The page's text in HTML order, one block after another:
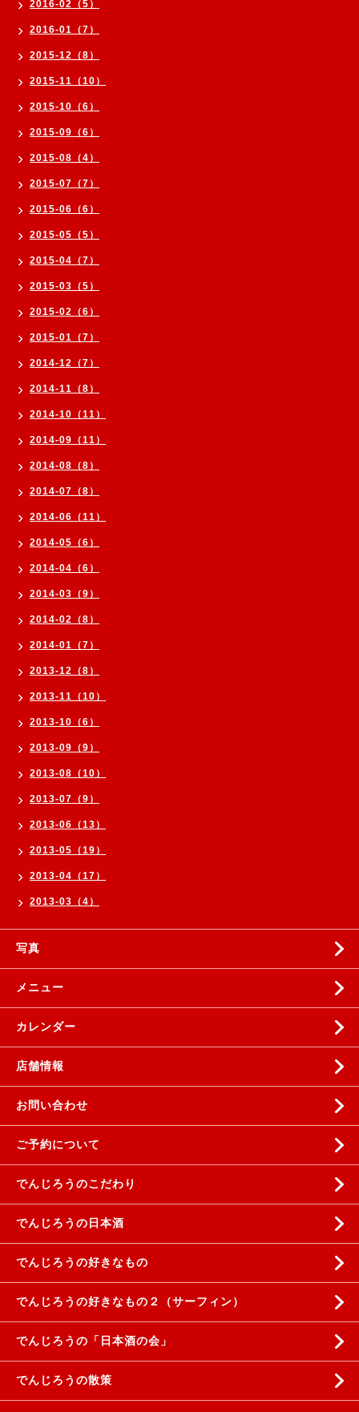
2016-02（5）
2016-01（7）
2015-12（8）
2015-11（10）
2015-10（6）
2015-09（6）
2015-08（4）
2015-07（7）
2015-06（6）
2015-05（5）
2015-04（7）
2015-03（5）
2015-02（6）
2015-01（7）
2014-12（7）
2014-11（8）
2014-10（11）
2014-09（11）
2014-08（8）
2014-07（8）
2014-06（11）
2014-05（6）
2014-04（6）
2014-03（9）
2014-02（8）
2014-01（7）
2013-12（8）
2013-11（10）
2013-10（6）
2013-09（9）
2013-08（10）
2013-07（9）
2013-06（13）
2013-05（19）
2013-04（17）
2013-03（4）
写真
メニュー
カレンダー
店舗情報
お問い合わせ
ご予約について
でんじろうのこだわり
でんじろうの日本酒
でんじろうの好きなもの
でんじろうの好きなもの２（サーフィン）
でんじろうの「日本酒の会」
でんじろうの散策